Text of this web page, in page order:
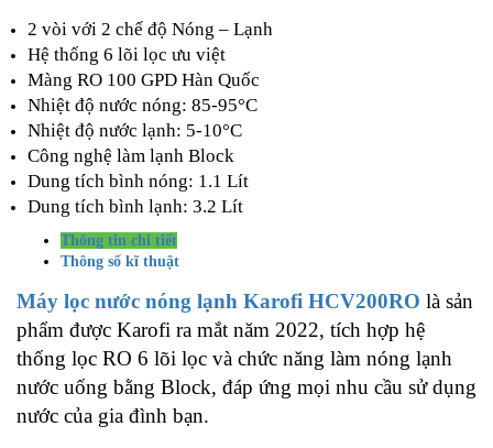
2 vòi với 2 chế độ Nóng – Lạnh
Hệ thống 6 lõi lọc ưu việt
Màng RO 100 GPD Hàn Quốc
Nhiệt độ nước nóng: 85-95°C
Nhiệt độ nước lạnh: 5-10°C
Công nghệ làm lạnh Block
Dung tích bình nóng: 1.1 Lít
Dung tích bình lạnh: 3.2 Lít
Thông tin chi tiết
Thông số kĩ thuật
Máy lọc nước nóng lạnh Karofi HCV200RO là sản
phẩm được Karofi ra mắt năm 2022, tích hợp hệ
thống lọc RO 6 lõi lọc và chức năng làm nóng lạnh
nước uống bằng Block, đáp ứng mọi nhu cầu sử dụng
nước của gia đình bạn.